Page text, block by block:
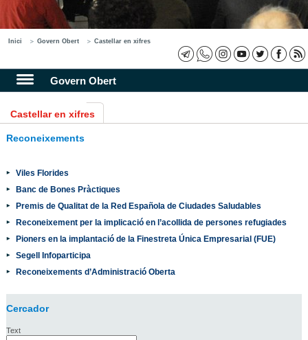
Inici Govern Obert Castellar en xifres
Govern Obert
Castellar en xifres
Reconeixements
Viles Florides
Banc de Bones Pràctiques
Premis de Qualitat de la Red Española de Ciudades Saludables
Reconeixement per la implicació en l’acollida de persones refugiades
Pioners en la implantació de la Finestreta Única Empresarial (FUE)
Segell Infoparticipa
Reconeixements d’Administració Oberta
Cercador
Text